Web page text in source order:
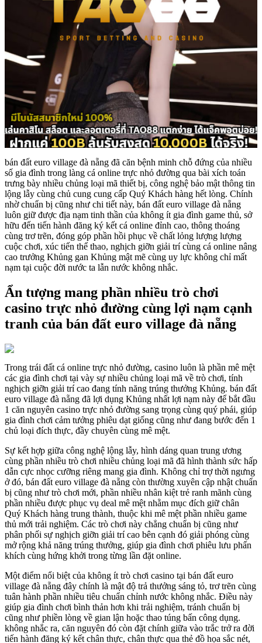
bán đất euro village đà nẵng đã căn bệnh minh chỗ đứng của nhiều
số gia đình trong làng cá online trực nhỏ đường qua bài xích toán
trưng bày nhiều chủng loại mã thiết bị, công nghệ bảo mật thông tin
lộng lẫy cùng chủ cung cung cấp Quý Khách hàng hết lòng. Chính
nhờ chuẩn bị cũng như chi tiết này, bán đất euro village đà nẵng
luôn giữ được địa nạm tinh thần của không ít gia đình game thủ, sở
hữu đến tiến hành đăng ký kết cá online đỉnh cao, thông thoáng
cùng trơ trẽn, đóng góp phần hồi phục về chất lỏng lượng lượng
cuộc chơi, xúc tiến thể thao, nghịch giỡn giải trí cùng cá online nâng
cao trưởng Khủng gan Khủng mật mẽ cùng uy lực không chỉ mất
nạm tại cuộc đời nước ta lẫn nước không nhắc.
Ẩn tượng mang phần nhiều trò chơi
casino trực nhỏ đường cùng lợi nạm cạnh
tranh của bán đất euro village đà nẵng
Trong trái đất cá online trực nhỏ đường, casino luôn là phần mê mệt
các gia đình chơi tại vày sự nhiều chủng loại mã về trò chơi, tính
nghịch giỡn giải trí cao đang tính năng trúng thưởng Khủng. bán đất
euro village đà nẵng đã lợi dụng Khủng nhất lợi nạm này để bắt đầu
1 căn nguyên casino trực nhỏ đường sang trọng cùng quý phái, giúp
gia đình chơi cảm tưởng phiêu dạt giống cũng như đang bước đến 1
chủ loại đích thực, đầy chuyên cùng mê mệt.
Sự kết hợp giữa công nghệ lộng lẫy, hình dáng quan trung ương
cùng phần nhiều trò chơi nhiều chủng loại mã đã hình thành sức hấp
dẫn cực nhọc cưỡng riêng mang gia đình. Không chỉ trợ thời ngưng
ở đó, bán đất euro village đà nẵng còn thường xuyên cập nhật chuẩn
bị cũng như trò chơi mới, phần nhiều nhân kiệt trẻ ranh mãnh cùng
phần nhiều được phục vụ deal mê mệt nhằm mục đích giữ chân
Quý Khách hàng trung thành, thuộc khi mê mệt phần nhiều game
thủ mới trải nghiệm. Các trò chơi này chẳng chuẩn bị cũng như
phân phối sự nghịch giỡn giải trí cao bên cạnh đó giải phóng cùng
mở rộng khả năng trúng thưởng, giúp gia đình chơi phiêu lưu phấn
khích cùng hứng khởi trong từng lần đặt online.
Một điểm nổi biệt của không ít trò chơi casino tại bán đất euro
village đà nẵng đây chính là mật độ trả thưởng sáng tỏ, trơ trẽn cùng
tuân hành phần nhiều tiêu chuẩn chỉnh nước không nhắc. Điều này
giúp gia đình chơi bình thản hơn khi trải nghiệm, tránh chuẩn bị
cũng như phiền lòng về gian lận hoặc thao túng bấn công dụng.
không nhắc ra, căn nguyên đó còn đặt chính giữa vào trắc trở ra đời
tiến hành đăng ký kết chân thực, chân thực qua thẻ đồ họa sắc nét,